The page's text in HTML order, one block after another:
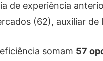
de experiência
(62), auxiliar
somam 57